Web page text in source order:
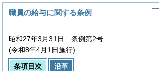
職員の給与に関する条例
昭和27年3月31日 条例第2号
(令和8年4月1日施行)
条項目次
沿革